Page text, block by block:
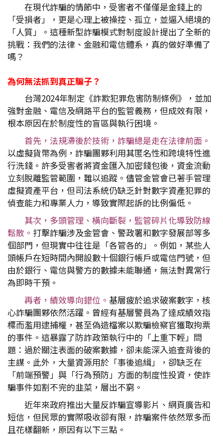
在現代詐騙的情節中，受害者不僅僅是金錢上的
「受損者」，更是心理上被操控、孤立，並逼入絕境的
「人質」。這種新型詐騙模式對制度設計提出了全新的
挑戰：我們的法律、金融和電信體系，真的做好準備了
嗎？
為何無法抓到真正騙子？
台灣2024年制定《詐欺犯罪危害防制條例》，並加
強對金融、電信及網路平台的監管義務，但成效有限，
根本原因在於制度性的盲區與執行困境。
首先，法規滯後於技術，詐騙總是走在法律前面。
以虛擬貨幣為例，詐騙團夥利用其匿名性和跨境特性進
行洗錢。許多受害者將資金匯入加密錢包後，資金流動
立刻脫離監管範圍，難以追蹤。儘管金管會已著手管理
虛擬資產平台，但司法系統仍缺乏針對數字資產犯罪的
偵查能力和專業人力，導致實際起訴的比例偏低。
其次，多頭管理、橫向斷裂，監管碎片化導致防線
鬆散。 打擊詐騙涉及金管會、警政署和數字發展部等多
個部門，但現實中往往是「各管各的」。例如，某些人
頭帳戶在短時間內開設數十個銀行帳戶或電信門號，但
由於銀行、電信與警方的數據未能聯通，無法對異常行
為即時干預。
再者，績效導向錯位。 基層疲於追求破案數字，核
心詐騙團夥依然活躍。曾經有基層警員為了達成績效指
標而濫用逮捕權，甚至偽造檔案以欺騙檢察官獲取拘票
的事件。這暴露了防詐政策執行中的「上重下輕」問
題：過於關注表面的破案數據，卻未能深入追查背後的
主謀。此外，大量資源用於「事後追緝」，卻缺乏在
「前端預警」與「行為預防」方面的制度性投資，使詐
騙事件如割不完的韭菜，層出不窮。
近年來政府推出大量反詐騙宣導影片、網頁廣告和
短信，但民眾的實際吸收卻有限，詐騙案件依然眾多而
且花樣翻新，原因有以下三點。